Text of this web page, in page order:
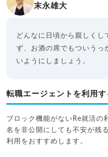
末永雄大
どんなに日頃から親しくし
ず、お酒の席でもついうっ
いようにしましょう。
転職エージェントを利用す
ブロック機能がないRe就活の
名を非公開にしても不安が残
利用をおすすめします。